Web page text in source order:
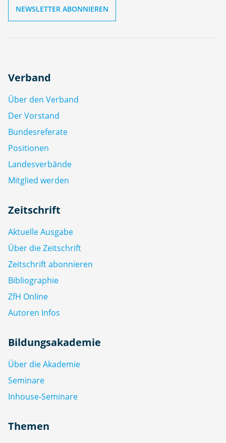
Verband
Über den Verband
Der Vorstand
Bundesreferate
Positionen
Landesverbände
Mitglied werden
Zeitschrift
Aktuelle Ausgabe
Über die Zeitschrift
Zeitschrift abonnieren
Bibliographie
ZfH Online
Autoren Infos
Bildungsakademie
Über die Akademie
Seminare
Inhouse-Seminare
Themen